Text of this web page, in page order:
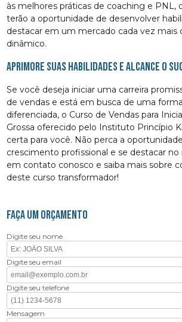
às melhores práticas de coaching e PNL,
terão a oportunidade de desenvolver
destacar em um mercado cada vez mais
dinâmico.
Aprimore suas Habilidades e Alcance o
Se você deseja iniciar uma carreira
de vendas e está em busca de uma
diferenciada, o Curso de Vendas para
Grossa oferecido pelo Instituto Princípio
certa para você. Não perca a
crescimento profissional e se destacar
em contato conosco e saiba mais sobre
deste curso transformador!
FAÇA UM ORÇAMENTO
Digite seu nome
Digite seu email
Digite seu telefone
Mensagem